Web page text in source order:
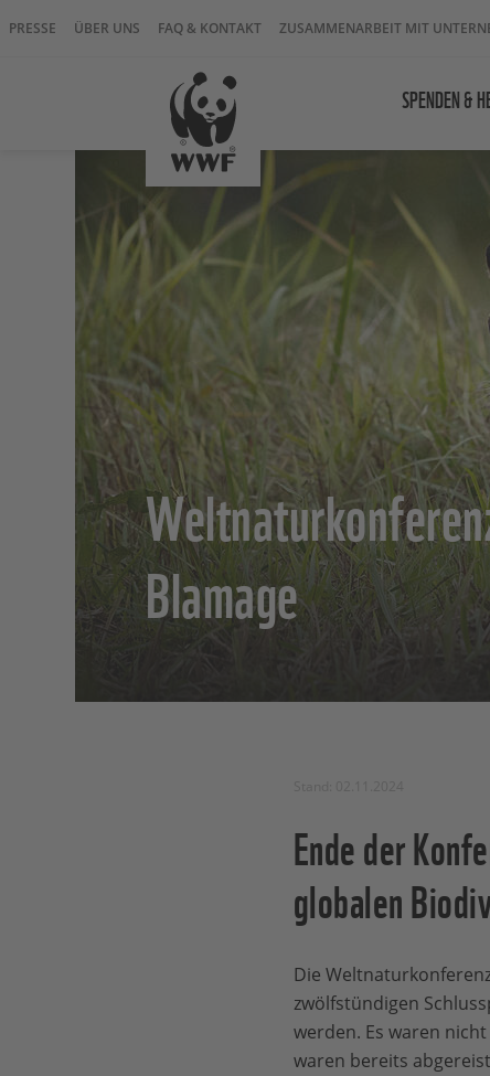
PRESSE ÜBER UNS FAQ & KONTAKT ZUSAMMENARBEIT MIT
SPENDEN &
Blamage
Ende der
globalen
Die
zwölfstündigen
werden. Es waren
waren bereits